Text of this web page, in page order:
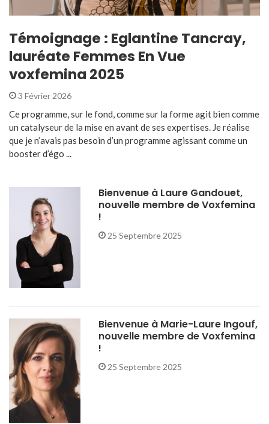
Témoignage : Eglantine Tancray,
lauréate Femmes En Vue
voxfemina 2025
3 Février 2026
Ce programme, sur le fond, comme sur la forme agit bien comme
un catalyseur de la mise en avant de ses expertises. Je réalise
que je n’avais pas besoin d’un programme agissant comme un
booster d’égo ...
Bienvenue à Laure Gandouet,
nouvelle membre de Voxfemina
!
25 Septembre 2025
Bienvenue à Marie-Laure Ingouf,
nouvelle membre de Voxfemina
!
25 Septembre 2025